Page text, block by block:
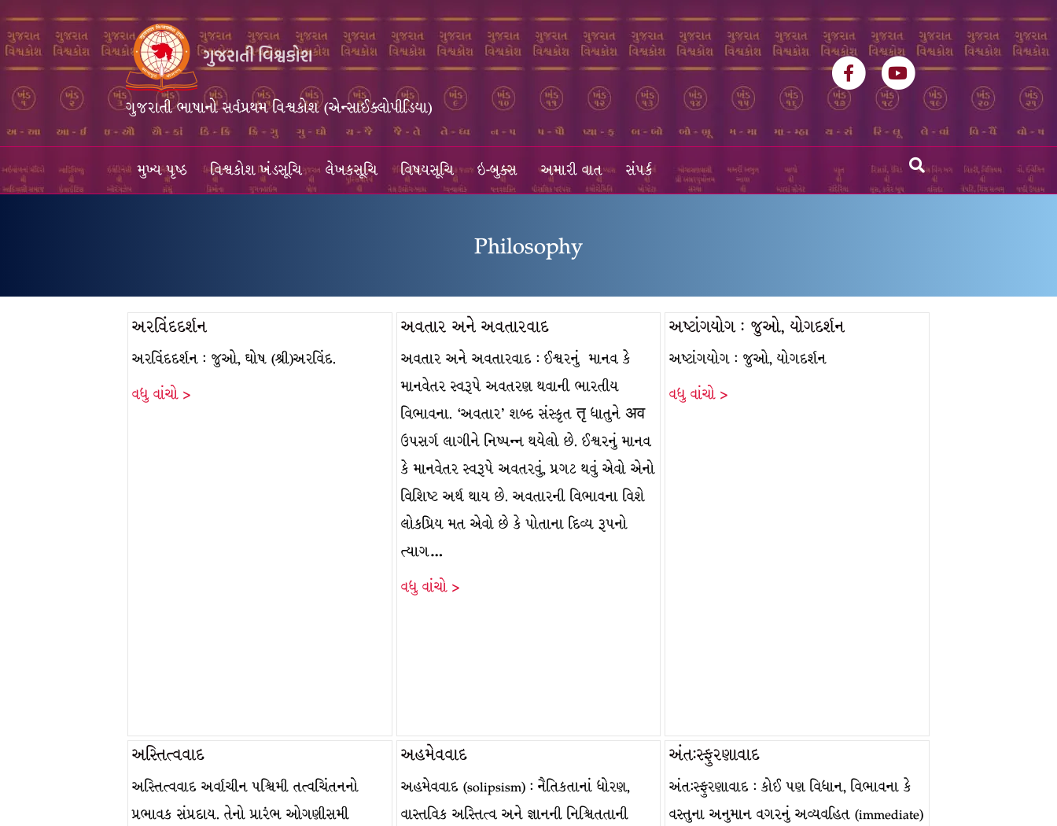
ગુજરાતી ભાષાનો સર્વપ્રથમ વિશ્વકોશ (એન્સાઈક્લોપીડિયા)
FacebookYoutube
મુખ્ય પૃષ્ઠ વિશ્વકોશ ખંડસૂચિ લેખકસૂચિ વિષયસૂચિ ઇ-બુક્સ અમારી વાત સંપર્ક
Philosophy
અરવિંદદર્શન
અરવિંદદર્શન : જુઓ, ઘોષ (શ્રી)અરવિંદ.
વધુ વાંચો >
અવતાર અને અવતારવાદ
અવતાર અને અવતારવાદ : ઈશ્વરનું માનવ કે
માનવેતર સ્વરૂપે અવતરણ થવાની ભારતીય
વિભાવના. ‘અવતાર’ શબ્દ સંસ્કૃત तृ ધાતુને अव
ઉપસર્ગ લાગીને નિષ્પન્ન થયેલો છે. ઈશ્વરનું માનવ
કે માનવેતર સ્વરૂપે અવતરવું, પ્રગટ થવું એવો એનો
વિશિષ્ટ અર્થ થાય છે. અવતારની વિભાવના વિશે
લોકપ્રિય મત એવો છે કે પોતાના દિવ્ય રૂપનો
ત્યાગ…
વધુ વાંચો >
અષ્ટાંગયોગ : જુઓ, યોગદર્શન
અષ્ટાંગયોગ : જુઓ, યોગદર્શન
વધુ વાંચો >
અસ્તિત્વવાદ
અસ્તિત્વવાદ અર્વાચીન પશ્ચિમી તત્વચિંતનનો
પ્રભાવક સંપ્રદાય. તેનો પ્રારંભ ઓગણીસમી
અહમેવવાદ
અહમેવવાદ (solipsism) : નૈતિકતાનાં ધોરણ,
વાસ્તવિક અસ્તિત્વ અને જ્ઞાનની નિશ્ચિતતાની
અંત:સ્ફુરણાવાદ
અંત:સ્ફુરણાવાદ : કોઈ પણ વિધાન, વિભાવના કે
વસ્તુના અનુમાન વગરનું અવ્યવહિત (immediate)